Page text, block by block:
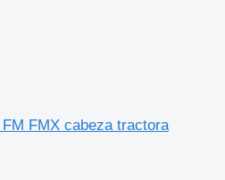
FMX cabeza tractora